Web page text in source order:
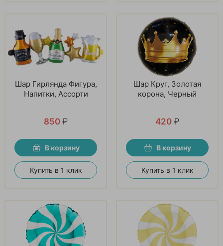
Шар Гирлянда Фигура,
Напитки, Ассорти
850 ₽
В корзину
Купить в 1 клик
Шар Круг, Золотая
корона, Черный
420 ₽
В корзину
Купить в 1 клик